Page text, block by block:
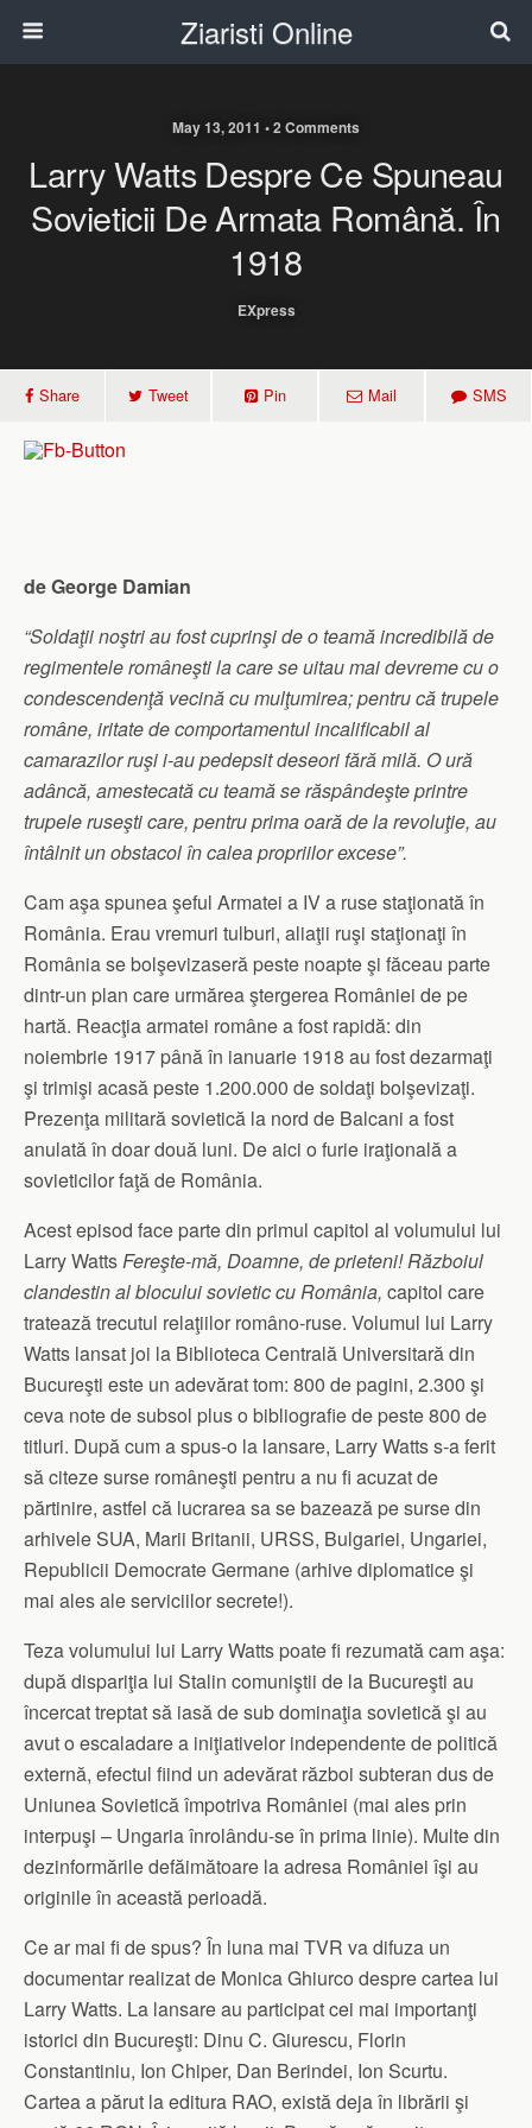
Ziaristi Online
May 13, 2011 • 2 Comments
Larry Watts Despre Ce Spuneau
Sovieticii De Armata Română. În
1918
EXpress
Share Tweet Pin Mail SMS
de George Damian
“Soldaţii noştri au fost cuprinşi de o teamă incredibilă de
regimentele româneşti la care se uitau mai devreme cu o
condescendenţă vecină cu mulţumirea; pentru că trupele
române, iritate de comportamentul incalificabil al
camarazilor ruşi i-au pedepsit deseori fără milă. O ură
adâncă, amestecată cu teamă se răspândeşte printre
trupele ruseşti care, pentru prima oară de la revoluţie, au
întâlnit un obstacol în calea propriilor excese”.
Cam aşa spunea şeful Armatei a IV a ruse staţionată în
România. Erau vremuri tulburi, aliaţii ruşi staţionaţi în
România se bolşevizaseră peste noapte şi făceau parte
dintr-un plan care urmărea ştergerea României de pe
hartă. Reacţia armatei române a fost rapidă: din
noiembrie 1917 până în ianuarie 1918 au fost dezarmaţi
şi trimişi acasă peste 1.200.000 de soldaţi bolşevizaţi.
Prezenţa militară sovietică la nord de Balcani a fost
anulată în doar două luni. De aici o furie iraţională a
sovieticilor faţă de România.
Acest episod face parte din primul capitol al volumului lui
Larry WattsFereşte-mă, Doamne, de prieteni! Războiul
clandestin al blocului sovietic cu România, capitol care
tratează trecutul relaţiilor româno-ruse. Volumul lui Larry
Watts lansat joi la Biblioteca Centrală Universitară din
Bucureşti este un adevărat tom: 800 de pagini, 2.300 şi
ceva note de subsol plus o bibliografie de peste 800 de
titluri. După cum a spus-o la lansare, Larry Watts s-a ferit
să citeze surse româneşti pentru a nu fi acuzat de
părtinire, astfel că lucrarea sa se bazează pe surse din
arhivele SUA, Marii Britanii, URSS, Bulgariei, Ungariei,
Republicii Democrate Germane (arhive diplomatice şi
mai ales ale serviciilor secrete!).
Teza volumului lui Larry Watts poate fi rezumată cam aşa:
după dispariţia lui Stalin comuniştii de la Bucureşti au
încercat treptat să iasă de sub dominaţia sovietică şi au
avut o escaladare a iniţiativelor independente de politică
externă, efectul fiind un adevărat război subteran dus de
Uniunea Sovietică împotriva României (mai ales prin
interpuşi – Ungaria înrolându-se în prima linie). Multe din
dezinformările defăimătoare la adresa României îşi au
originile în această perioadă.
Ce ar mai fi de spus? În luna mai TVR va difuza un
documentar realizat de Monica Ghiurco despre cartea lui
Larry Watts. La lansare au participat cei mai importanţi
istorici din Bucureşti: Dinu C. Giurescu, Florin
Constantiniu, Ion Chiper, Dan Berindei, Ion Scurtu.
Cartea a părut la editura RAO, există deja în librării şi